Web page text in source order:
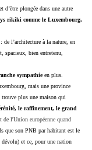
d’être plongée dans une autre
rikiki comme le Luxembourg,
de l’architecture à la nature, en
spacieux, bien entretenu,
sympathieen plus.
mais une province
trouve plus une maison qui
le raffinement, le grand
l'Union européenne quand
que son PNB par habitant est le
dévolu) et ce, pour une nation